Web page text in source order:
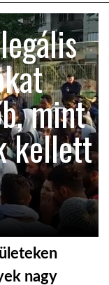
mint
kellett
nagy